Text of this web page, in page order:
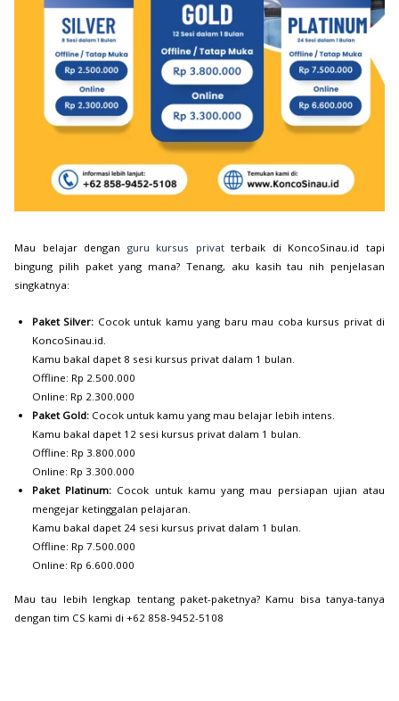
Mau belajar dengan guru kursus privatterbaik di KoncoSinau.id tapi
bingung pilih paket yang mana? Tenang, aku kasih tau nih penjelasan
singkatnya:
Paket Silver: Cocok untuk kamu yang baru mau coba kursus privat di
KoncoSinau.id.
Kamu bakal dapet 8 sesi kursus privat dalam 1 bulan.
Offline: Rp 2.500.000
Online: Rp 2.300.000
Paket Gold: Cocok untuk kamu yang mau belajar lebih intens.
Kamu bakal dapet 12 sesi kursus privat dalam 1 bulan.
Offline: Rp 3.800.000
Online: Rp 3.300.000
Paket Platinum: Cocok untuk kamu yang mau persiapan ujian atau
mengejar ketinggalan pelajaran.
Kamu bakal dapet 24 sesi kursus privat dalam 1 bulan.
Offline: Rp 7.500.000
Online: Rp 6.600.000
Mau tau lebih lengkap tentang paket-paketnya? Kamu bisa tanya-tanya
dengan tim CS kami di +62 858-9452-5108